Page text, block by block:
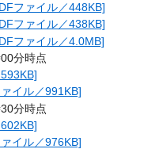
ファイル／448KB]
ファイル／438KB]
ファイル／4.0MB]
分時点
イル／991KB]
分時点
イル／976KB]